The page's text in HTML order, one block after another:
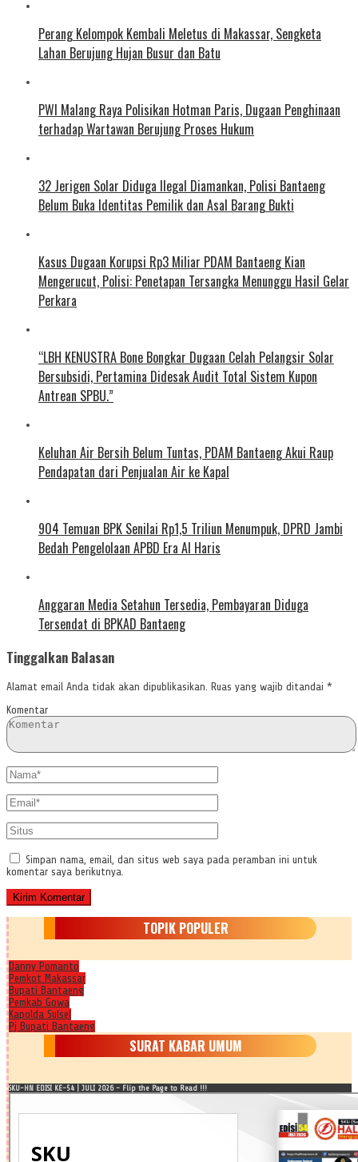
Perang Kelompok Kembali Meletus di Makassar, Sengketa
Lahan Berujung Hujan Busur dan Batu
PWI Malang Raya Polisikan Hotman Paris, Dugaan Penghinaan
terhadap Wartawan Berujung Proses Hukum
32 Jerigen Solar Diduga Ilegal Diamankan, Polisi Bantaeng
Belum Buka Identitas Pemilik dan Asal Barang Bukti
Kasus Dugaan Korupsi Rp3 Miliar PDAM Bantaeng Kian
Mengerucut, Polisi: Penetapan Tersangka Menunggu Hasil Gelar
Perkara
“LBH KENUSTRA Bone Bongkar Dugaan Celah Pelangsir Solar
Bersubsidi, Pertamina Didesak Audit Total Sistem Kupon
Antrean SPBU.”
Keluhan Air Bersih Belum Tuntas, PDAM Bantaeng Akui Raup
Pendapatan dari Penjualan Air ke Kapal
904 Temuan BPK Senilai Rp1,5 Triliun Menumpuk, DPRD Jambi
Bedah Pengelolaan APBD Era Al Haris
Anggaran Media Setahun Tersedia, Pembayaran Diduga
Tersendat di BPKAD Bantaeng
Tinggalkan Balasan
Alamat email Anda tidak akan dipublikasikan. Ruas yang wajib ditandai *
Komentar
Simpan nama, email, dan situs web saya pada peramban ini untuk
komentar saya berikutnya.
TOPIK POPULER
Danny Pomanto
Pemkot Makassar
Bupati Bantaeng
Pemkab Gowa
Kapolda Sulsel
Pj Bupati Bantaeng
SURAT KABAR UMUM
SKU-HN EDISI KE-54 | JULI 2026 - Flip the Page to Read !!!